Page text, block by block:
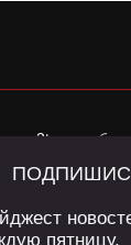
app2top.ru
пятницу.